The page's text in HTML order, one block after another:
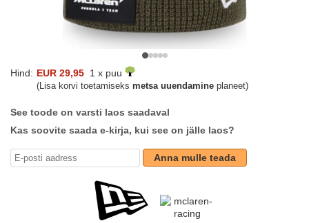
Hind: EUR 29,95 1 x puu
(Lisa korvi toetamiseks metsa uuendamine planeet)
See toode on varsti laos saadaval
Kas soovite saada e-kirja, kui see on jälle laos?
Anna mulle teada